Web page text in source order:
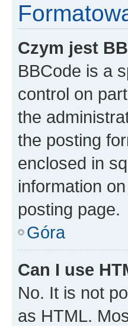
Czym jest
BBCode is a
control on
the
the posting
enclosed in
information
posting page.
Góra
Can I use
No. It is not
as HTML.